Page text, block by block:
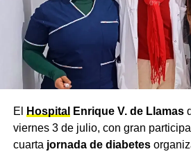
El Hospital Enrique V. de Llamas
viernes 3 de julio, con gran
cuarta jornada de diabetes